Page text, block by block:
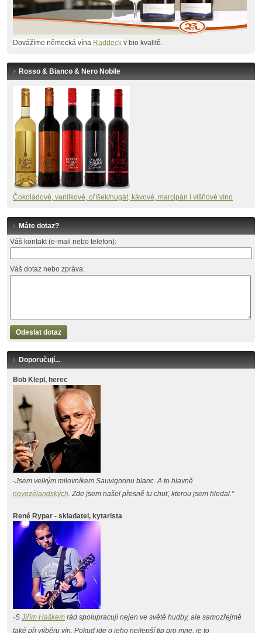
Dovážíme německá vína Raddeck v bio kvalitě.
Rosso & Bianco & Nero Nobile
Čokoládové, vanilkové, oříšek/nugát, kávové, marcipán i višňové víno
Máte dotaz?
Váš kontakt (e-mail nebo telefon):
Váš dotaz nebo zpráva:
Odeslat dotaz
Doporučují...
Bob Klepl, herec
"Jsem velkým milovníkem Sauvignonu blanc. A to hlavně
novozélandských. Zde jsem našel přesně tu chuť, kterou jsem hledal.”
René Rypar - skladatel, kytarista
"S Jiřím Haškem rád spolupracuji nejen ve světě hudby, ale samozřejmě
také při výběru vín. Pokud jde o jeho nejlepší tip pro mne, je to